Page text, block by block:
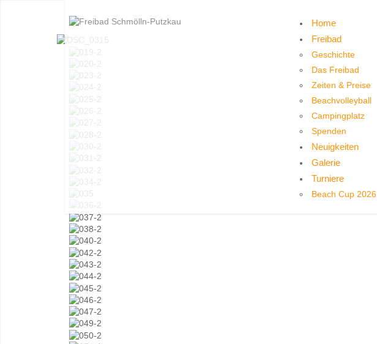
Home
Freibad
Geschichte
Das Freibad
Zeiten & Preise
Beachvolleyball
Campingplatz
Spenden
Neuigkeiten
Galerie
Turniere
Beach Cup 2026